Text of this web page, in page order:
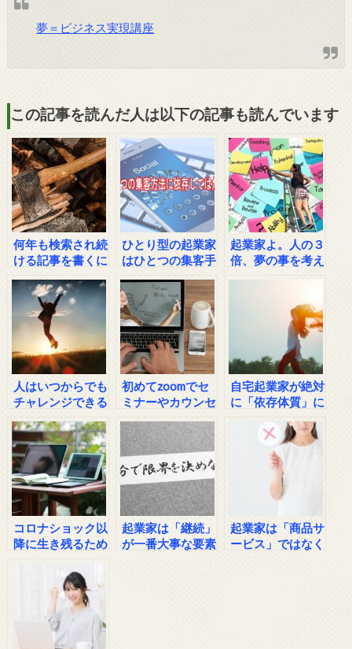
夢＝ビジネス実現講座
この記事を読んだ人は以下の記事も読んでいます
何年も検索され続
ける記事を書くに
ひとり型の起業家
はひとつの集客手
けない
起業家よ。人の３
倍、夢の事を考え
人はいつからでも
チャレンジできる
初めてzoomでセ
ミナーやカウンセ
なる時の注意点
自宅起業家が絶対
に「依存体質」に
コロナショック以
降に生き残るため
起業家は「継続」
が一番大事な要素
起業家は「商品サ
ービス」ではなく